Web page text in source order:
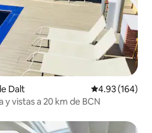
Dalt Calificación
4.93 (164)
y vistas a 20 km de BCN